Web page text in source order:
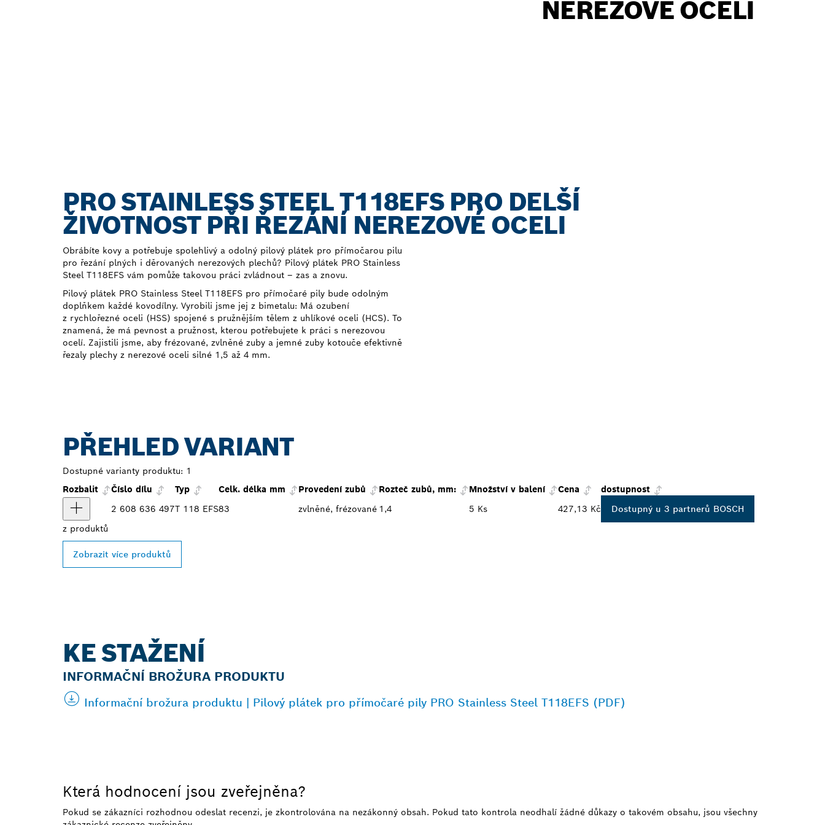
NEREZOVÉ OCELI
PRO STAINLESS STEEL T118EFS PRO DELŠÍ
ŽIVOTNOST PŘI ŘEZÁNÍ NEREZOVÉ OCELI
Obrábíte kovy a potřebuje spolehlivý a odolný pilový plátek pro přímočarou pilu
pro řezání plných i děrovaných nerezových plechů? Pilový plátek PRO Stainless
Steel T118EFS vám pomůže takovou práci zvládnout – zas a znovu.
Pilový plátek PRO Stainless Steel T118EFS pro přímočaré pily bude odolným
doplňkem každé kovodílny. Vyrobili jsme jej z bimetalu: Má ozubení
z rychlořezné oceli (HSS) spojené s pružnějším tělem z uhlíkové oceli (HCS). To
znamená, že má pevnost a pružnost, kterou potřebujete k práci s nerezovou
ocelí. Zajistili jsme, aby frézované, zvlněné zuby a jemné zuby kotouče efektivně
řezaly plechy z nerezové oceli silné 1,5 až 4 mm.
PŘEHLED VARIANT
Dostupné varianty produktu: 1
Rozbalit
Číslo dílu Typ Celk. délka mm Provedení zubů Rozteč zubů, mm: Množství v balení Cena
dostupnost
2 608 636 497T 118 EFS83 zvlněné, frézované 1,4 5 Ks 427,13 Kč
Dostupný u 3 partnerů BOSCH
z produktů
Zobrazit více produktů
KE STAŽENÍ
INFORMAČNÍ BROŽURA PRODUKTU
Informační brožura produktu | Pilový plátek pro přímočaré pily PRO Stainless Steel T118EFS (PDF)
Která hodnocení jsou zveřejněna?
Pokud se zákazníci rozhodnou odeslat recenzi, je zkontrolována na nezákonný obsah. Pokud tato kontrola neodhalí žádné důkazy o takovém obsahu, jsou všechny